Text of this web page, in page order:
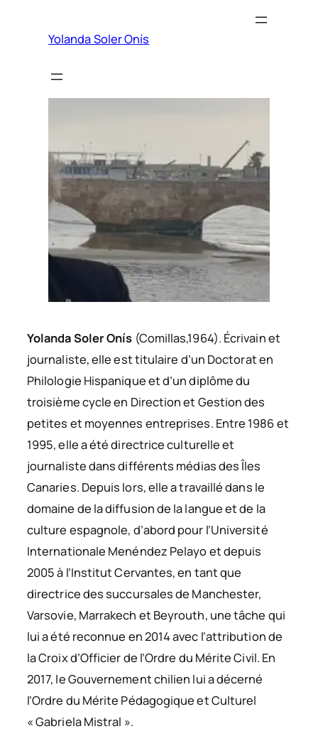
Yolanda Soler Onís
Yolanda Soler Onís (Comillas,1964). Écrivain et
journaliste, elle est titulaire d’un Doctorat en
Philologie Hispanique et d’un diplôme du
troisième cycle en Direction et Gestion des
petites et moyennes entreprises. Entre 1986 et
1995, elle a été directrice culturelle et
journaliste dans différents médias des Îles
Canaries. Depuis lors, elle a travaillé dans le
domaine de la diffusion de la langue et de la
culture espagnole, d’abord pour l’Université
Internationale Menéndez Pelayo et depuis
2005 à l’Institut Cervantes, en tant que
directrice des succursales de Manchester,
Varsovie, Marrakech et Beyrouth, une tâche qui
lui a été reconnue en 2014 avec l’attribution de
la Croix d’Officier de l’Ordre du Mérite Civil. En
2017, le Gouvernement chilien lui a décerné
l’Ordre du Mérite Pédagogique et Culturel
« Gabriela Mistral ».